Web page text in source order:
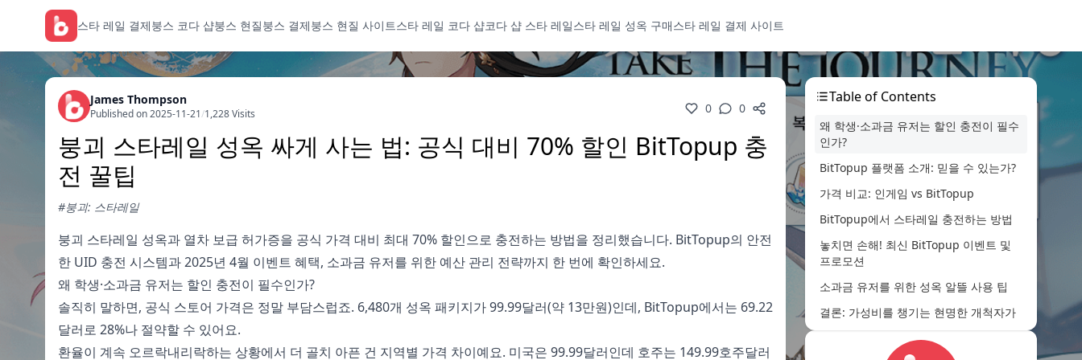
스타 레일 결제붕스 코다 샵붕스 현질붕스 결제붕스 현질 사이트스타 레일 코다 샵코다 샵 스타 레일스타 레일 성옥 구매스타 레일 결제 사이트
James Thompson
Published on 2025-11-21/1,228 Visits 0 0
붕괴 스타레일 성옥 싸게 사는 법: 공식 대비 70% 할인 BitTopup 충
전 꿀팁
#붕괴: 스타레일
붕괴 스타레일 성옥과 열차 보급 허가증을 공식 가격 대비 최대 70% 할인으로 충전하는 방법을 정리했습니다. BitTopup의 안전
한 UID 충전 시스템과 2025년 4월 이벤트 혜택, 소과금 유저를 위한 예산 관리 전략까지 한 번에 확인하세요.
왜 학생·소과금 유저는 할인 충전이 필수인가?
솔직히 말하면, 공식 스토어 가격은 정말 부담스럽죠. 6,480개 성옥 패키지가 99.99달러(약 13만원)인데, BitTopup에서는 69.22
달러로 28%나 절약할 수 있어요.
환율이 계속 오르락내리락하는 상황에서 더 골치 아픈 건 지역별 가격 차이예요. 미국은 99.99달러인데 호주는 149.99호주달러
Table of Contents
왜 학생·소과금 유저는 할인 충전이 필수
인가?
BitTopup 플랫폼 소개: 믿을 수 있는가?
가격 비교: 인게임 vs BitTopup
BitTopup에서 스타레일 충전하는 방법
놓치면 손해! 최신 BitTopup 이벤트 및
프로모션
소과금 유저를 위한 성옥 알뜰 사용 팁
결론: 가성비를 챙기는 현명한 개척자가
자주 묻는 질문 (FAQ)